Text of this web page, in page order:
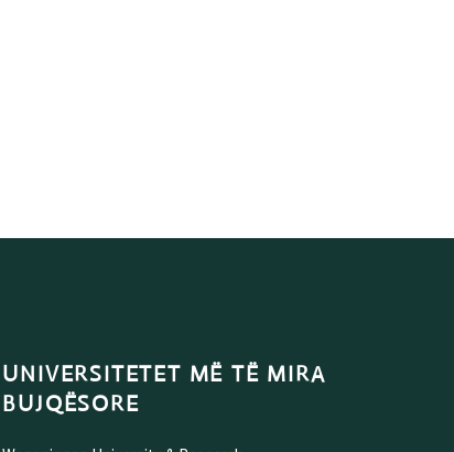
UNIVERSITETET MË TË MIRA
BUJQËSORE